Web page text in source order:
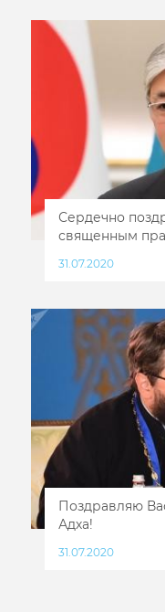
Сердечно
священным
31.07.2020
Поздравляю
Адха!
31.07.2020